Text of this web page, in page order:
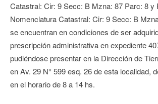
Catastral: Cir: 9 Secc: B Mzna: 87 Parc: 8 y
Nomenclatura Catastral: Cir: 9 Secc: B
se encuentran en condiciones de ser
prescripción administrativa en expediente
pudiéndose presentar en la Dirección de
en Av. 29 N° 599 esq. 26 de esta localidad,
en el horario de 8 a 14 hs.